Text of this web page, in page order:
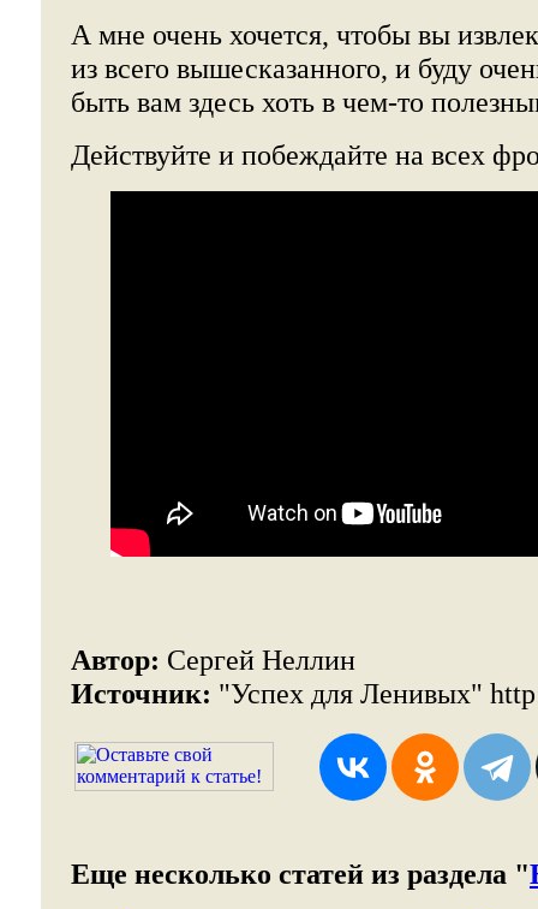
А мне очень хочется, чтобы вы
из всего вышесказанного, и буду
быть вам здесь хоть в чем-то
Действуйте и побеждайте на всех
Автор: Сергей Неллин
Источник: "Успех для Ленивых"
Еще несколько статей из раздела "